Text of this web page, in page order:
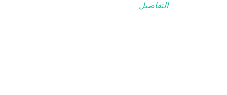
التفاصيل